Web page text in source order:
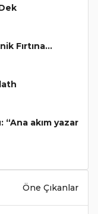
Fırtına…
akım yazar
Öne Çıkanlar